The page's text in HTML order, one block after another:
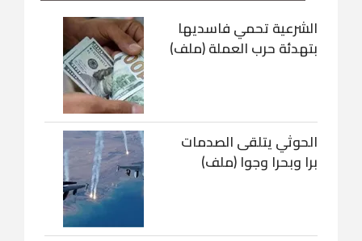
الشرعية تحمي فاسديها
بتهدئة حرب العملة (ملف)
الحوثي يتلقى الصدمات
برا وبحرا وجوا (ملف)